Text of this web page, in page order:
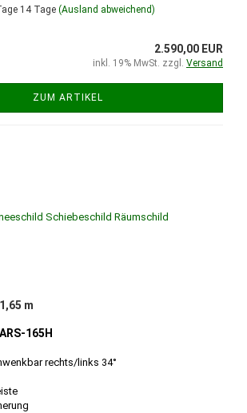
14 Tage (Ausland abweichend)
2.590,00 EUR
inkl. 19% MwSt. zzgl. Versand
ZUM ARTIKEL
m
165H
rechts/links 34°